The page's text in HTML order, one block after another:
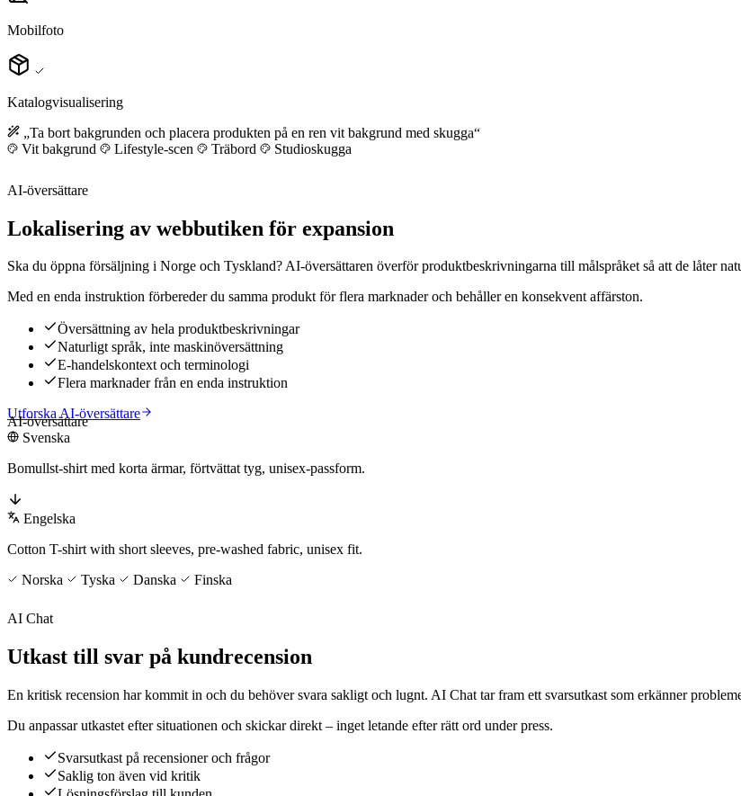
Mobilfoto
Katalogvisualisering
„Ta bort bakgrunden och placera produkten på en ren vit bakgrund med skugga“
Vit bakgrund
Lifestyle-scen Träbord Studioskugga
AI-översättare
Lokalisering av webbutiken för expansion
Ska du öppna försäljning i Norge och Tyskland? AI-översättaren överför produktbeskrivningarna till målspråket så att de låter
Med en enda instruktion förbereder du samma produkt för flera marknader och behåller en konsekvent affärston.
Översättning av hela produktbeskrivningar
Naturligt språk, inte maskinöversättning
E-handelskontext och terminologi
Flera marknader från en enda instruktion
Utforska AI-översättare
AI-översättare
Svenska
Bomullst-shirt med korta ärmar, förtvättat tyg, unisex-passform.
Engelska
Cotton T-shirt with short sleeves, pre-washed fabric, unisex fit.
Norska
Tyska Danska Finska
AI Chat
Utkast till svar på kundrecension
En kritisk recension har kommit in och du behöver svara sakligt och lugnt. AI Chat tar fram ett svarsutkast som erkänner
Du anpassar utkastet efter situationen och skickar direkt – inget letande efter rätt ord under press.
Svarsutkast på recensioner och frågor
Saklig ton även vid kritik